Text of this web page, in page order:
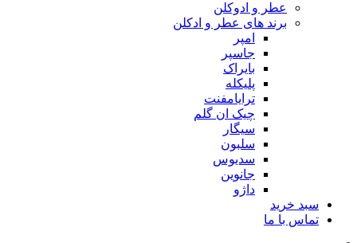
عطر و ادوکلن
برند های عطر و ادکلن
ترایامفنت
چیک ان گلم
سدیوس
خرید
با ما